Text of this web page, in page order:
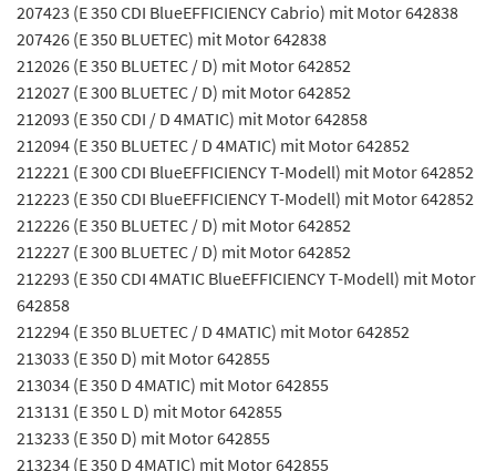
207423 (E 350 CDI BlueEFFICIENCY Cabrio) mit Motor 642838
207426 (E 350 BLUETEC) mit Motor 642838
212026 (E 350 BLUETEC / D) mit Motor 642852
212027 (E 300 BLUETEC / D) mit Motor 642852
212093 (E 350 CDI / D 4MATIC) mit Motor 642858
212094 (E 350 BLUETEC / D 4MATIC) mit Motor 642852
212221 (E 300 CDI BlueEFFICIENCY T-Modell) mit Motor 642852
212223 (E 350 CDI BlueEFFICIENCY T-Modell) mit Motor 642852
212226 (E 350 BLUETEC / D) mit Motor 642852
212227 (E 300 BLUETEC / D) mit Motor 642852
212293 (E 350 CDI 4MATIC BlueEFFICIENCY T-Modell) mit Motor
642858
212294 (E 350 BLUETEC / D 4MATIC) mit Motor 642852
213033 (E 350 D) mit Motor 642855
213034 (E 350 D 4MATIC) mit Motor 642855
213131 (E 350 L D) mit Motor 642855
213233 (E 350 D) mit Motor 642855
213234 (E 350 D 4MATIC) mit Motor 642855